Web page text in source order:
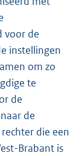
voor de
instellingen
om zo
te
de
de
die een
Brabant is